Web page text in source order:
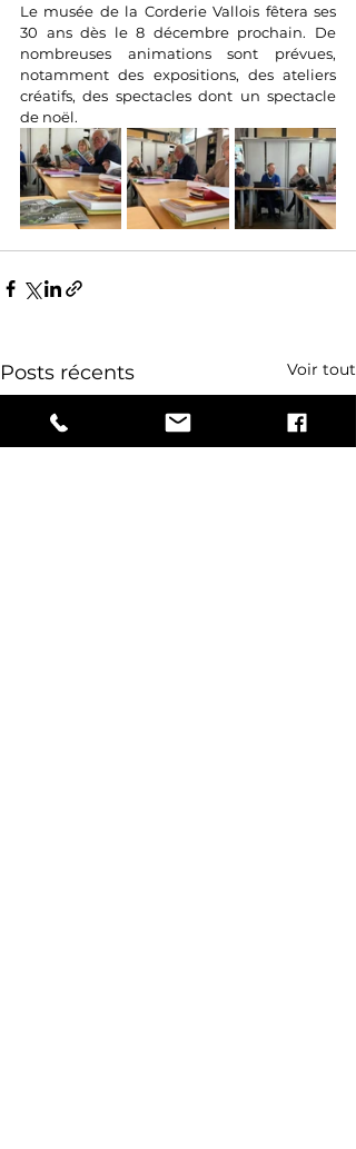
Le musée de la Corderie Vallois fêtera ses
30 ans dès le 8 décembre prochain. De
nombreuses animations sont prévues,
notamment des expositions, des ateliers
créatifs, des spectacles dont un spectacle
de noël.
Posts récents Voir tout